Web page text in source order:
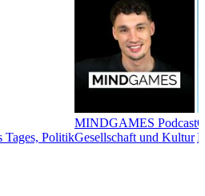
Tages, Politik
MINDGAMES Podcast
Gesellschaft und Kultur